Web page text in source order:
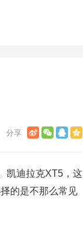
凯迪拉克XT5，这
的是不那么常见